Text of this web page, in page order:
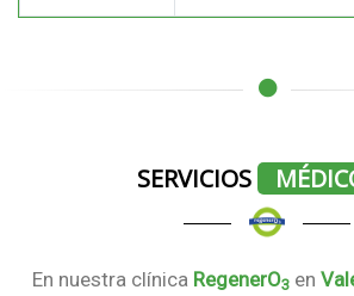
SERVICIOS
En nuestra clínica RegenerO3 en